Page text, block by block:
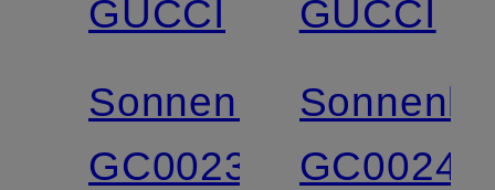
GUCCI
Sonnenbrille
GC002315
GUCCI